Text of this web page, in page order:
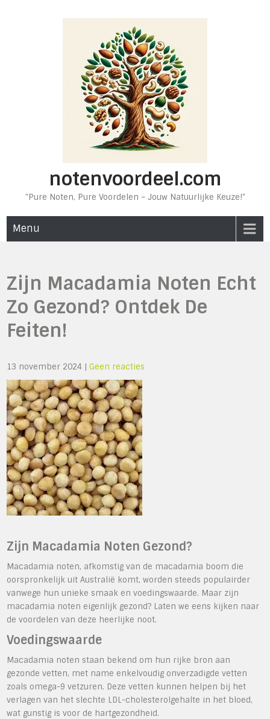
notenvoordeel.com
"Pure Noten, Pure Voordelen – Jouw Natuurlijke Keuze!"
Menu
Zijn Macadamia Noten Echt
Zo Gezond? Ontdek De
Feiten!
13 november 2024 |Geen reacties
Zijn Macadamia Noten Gezond?
Macadamia noten, afkomstig van de macadamia boom die
oorspronkelijk uit Australië komt, worden steeds populairder
vanwege hun unieke smaak en voedingswaarde. Maar zijn
macadamia noten eigenlijk gezond? Laten we eens kijken naar
de voordelen van deze heerlijke noot.
Voedingswaarde
Macadamia noten staan bekend om hun rijke bron aan
gezonde vetten, met name enkelvoudig onverzadigde vetten
zoals omega-9 vetzuren. Deze vetten kunnen helpen bij het
verlagen van het slechte LDL-cholesterolgehalte in het bloed,
wat gunstig is voor de hartgezondheid.